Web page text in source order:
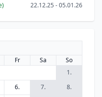
22.12.25 - 05.01.26
Fr Sa
So
1.
6. 7.
8.